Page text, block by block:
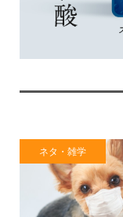
ネタ・雑学